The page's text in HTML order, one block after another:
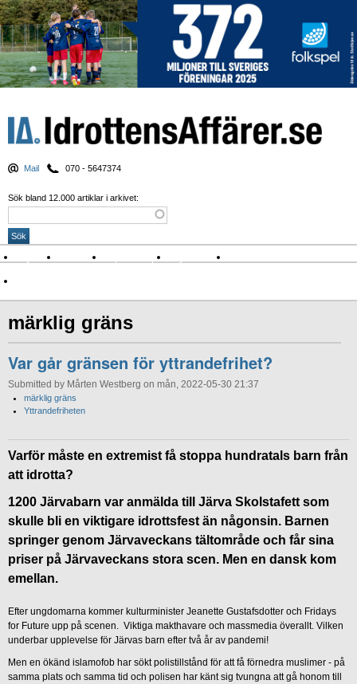
Mail 070 - 5647374
Sök bland 12.000 artiklar i arkivet:
Nyheter Krönikor Sport & spel Nyhetsbrev
märklig gräns
Var går gränsen för yttrandefrihet?
Submitted by Mårten Westberg on mån, 2022-05-30 21:37
märklig gräns
Yttrandefriheten
Varför måste en extremist få stoppa hundratals barn från
att idrotta?
1200 Järvabarn var anmälda till Järva Skolstafett som
skulle bli en viktigare idrottsfest än någonsin. Barnen
springer genom Järvaveckans tältområde och får sina
priser på Järvaveckans stora scen. Men en dansk kom
emellan.
Efter ungdomarna kommer kulturminister Jeanette Gustafsdotter och Fridays
for Future upp på scenen. Viktiga makthavare och massmedia överallt. Vilken
underbar upplevelse för Järvas barn efter två år av pandemi!
Men en ökänd islamofob har sökt polistillstånd för att få förnedra muslimer - på
samma plats och samma tid och polisen har känt sig tvungna att gå honom till